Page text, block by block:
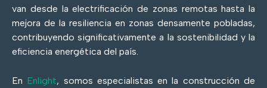
van desde la electrificación de zonas remotas hasta la
mejora de la resiliencia en zonas densamente pobladas,
contribuyendo significativamente a la sostenibilidad y la
eficiencia energética del país.
En Enlight, somos especialistas en la construcción de